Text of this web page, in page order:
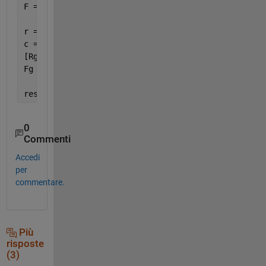
F = x(:,5);
r = linspace(min(R), max(R), 1000);
c = linspace(min(C), max(C), 1000);
[Rg, Cg] = meshgrid(r, c);
Fg = griddata(R, C, F, Rg, Cg);
result = trapz(c, trapz(r, Fg, 2));
0
Commenti
Accedi
per
commentare.
Più
risposte
(3)